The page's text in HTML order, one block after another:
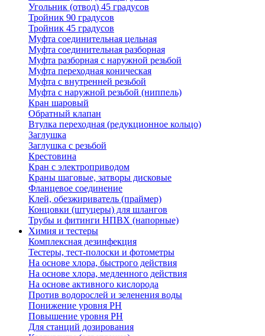
Угольник (отвод) 45 градусов
Тройник 90 градусов
Тройник 45 градусов
Муфта соединительная цельная
Муфта соединительная разборная
Муфта разборная с наружной резьбой
Муфта переходная коническая
Муфта с внутренней резьбой
Муфта с наружной резьбой (ниппель)
Кран шаровый
Обратный клапан
Втулка переходная (редукционное кольцо)
Заглушка
Заглушка с резьбой
Крестовина
Кран с электроприводом
Краны шаговые, затворы дисковые
Фланцевое соединение
Клей, обезжириватель (праймер)
Концовки (штуцеры) для шлангов
Трубы и фитинги НПВХ (напорные)
Химия и тестеры
Комплексная дезинфекция
Тестеры, тест-полоски и фотометры
На основе хлора, быстрого действия
На основе хлора, медленного действия
На основе активного кислорода
Против водорослей и зеленения воды
Понижение уровня РН
Повышение уровня РН
Для станций дозирования